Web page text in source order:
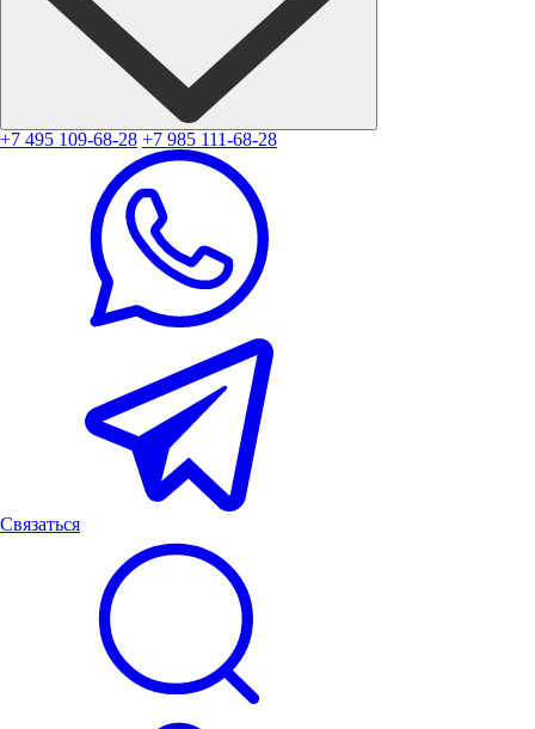
+7 495 109-68-28 +7 985 111-68-28
Связаться